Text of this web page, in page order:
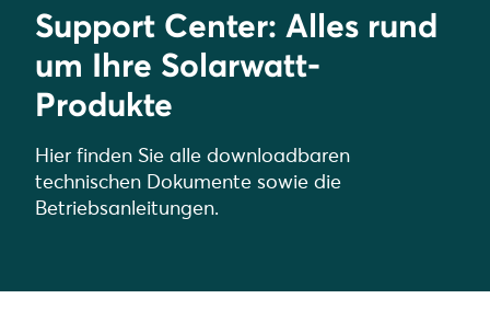
Support Center: Alles rund
um Ihre Solarwatt-
Produkte
Hier finden Sie alle downloadbaren
technischen Dokumente sowie die
Betriebsanleitungen.